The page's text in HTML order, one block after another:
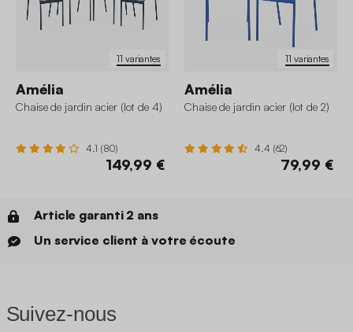
11 variantes
Amélia
Chaise de jardin acier (lot de 4)
4.1 (80)
149,99 €
11 variantes
Amélia
Chaise de jardin acier (lot de 2)
4.4 (62)
79,99 €
Article garanti 2 ans
Un service client à votre écoute
Suivez-nous